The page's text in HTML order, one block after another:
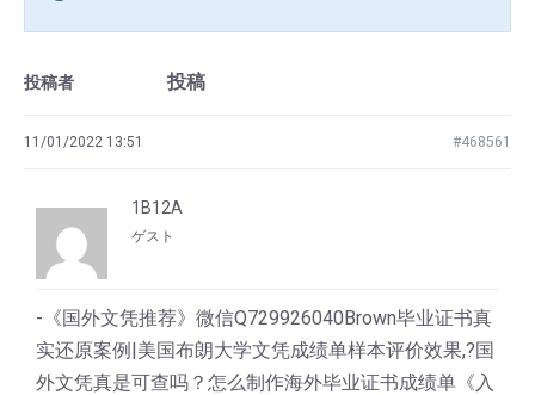
投稿者 投稿
11/01/2022 13:51 #468561
1B12A
ゲスト
-《国外文凭推荐》微信Q729926040Brown毕业证书真
实还原案例|美国布朗大学文凭成绩单样本评价效果,?国
外文凭真是可查吗？怎么制作海外毕业证书成绩单《入